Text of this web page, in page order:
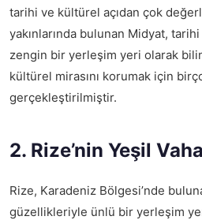
tarihi ve kültürel açıdan çok
yakınlarında bulunan Midyat,
zengin bir yerleşim yeri olarak
kültürel mirasını korumak için
gerçekleştirilmiştir.
2. Rize’nin Yeşil
Rize, Karadeniz Bölgesi’nde
güzellikleriyle ünlü bir yerleşim